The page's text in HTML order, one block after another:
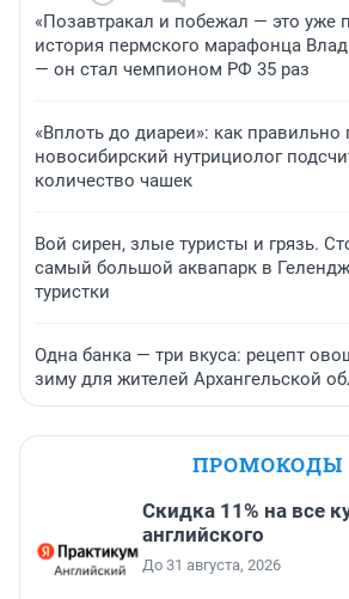
«Позавтракал и побежал — это уже
история пермского марафонца
— он стал чемпионом РФ 35 раз
«Вплоть до диареи»: как
новосибирский нутрициолог
количество чашек
Вой сирен, злые туристы и грязь.
самый большой аквапарк в
туристки
Одна банка — три вкуса: рецепт
зиму для жителей Архангельской
ПРОМОКОДЫ
Скидка 11% на все
английского
До 31 августа, 2026